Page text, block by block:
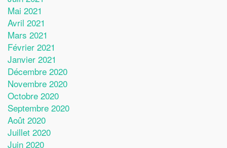
Mai 2021
Avril 2021
Mars 2021
Février 2021
Janvier 2021
Décembre 2020
Novembre 2020
Octobre 2020
Septembre 2020
Août 2020
Juillet 2020
Juin 2020